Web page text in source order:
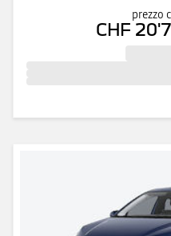
prezzo
CHF